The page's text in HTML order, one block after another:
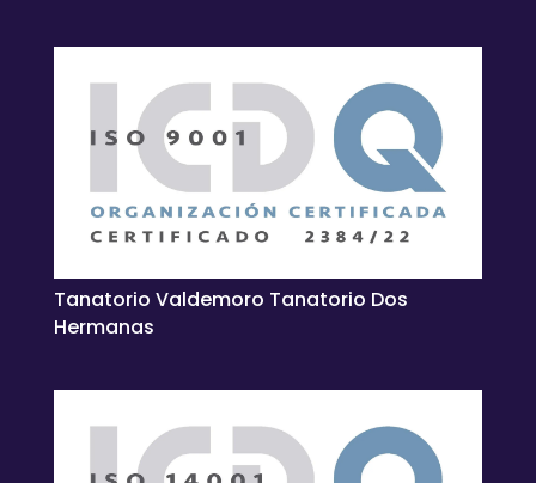
Tanatorio Valdemoro Tanatorio Dos
Hermanas